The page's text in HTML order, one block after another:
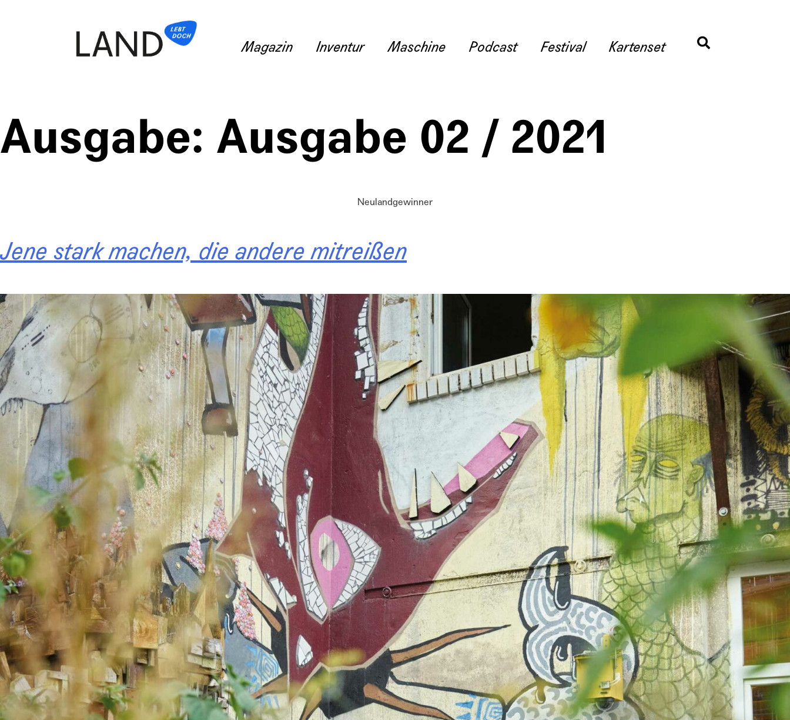
Magazin Inventur Maschine Podcast Festival Kartenset
Ausgabe: Ausgabe 02 / 2021
Neulandgewinner
Jene stark machen, die andere mitreißen